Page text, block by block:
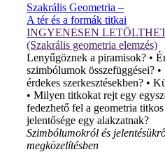
Szakrális Geometria –
A tér és a formák titkai
INGYENESEN
(Szakrális geometria elemzés)
Lenyűgöznek a piramisok? •
szimbólumok összefüggései?
érdekes szerkesztésekben? •
• Milyen titkokat rejt egy
fedezhető fel a geometria
jelentősége egy alakzatnak?
Szimbólumokról és
megközelítésben